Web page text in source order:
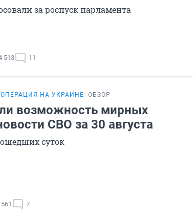
за роспуск парламента
513 11
НА УКРАИНЕ ОБЗОР
возможность мирных
СВО за 30 августа
суток
7